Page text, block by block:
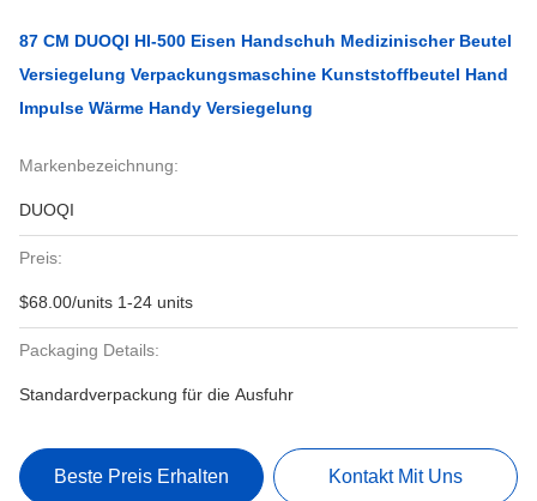
87 CM DUOQI HI-500 Eisen Handschuh Medizinischer Beutel
Versiegelung Verpackungsmaschine Kunststoffbeutel Hand
Impulse Wärme Handy Versiegelung
Markenbezeichnung:
DUOQI
Preis:
$68.00/units 1-24 units
Packaging Details:
Standardverpackung für die Ausfuhr
Beste Preis Erhalten Kontakt Mit Uns